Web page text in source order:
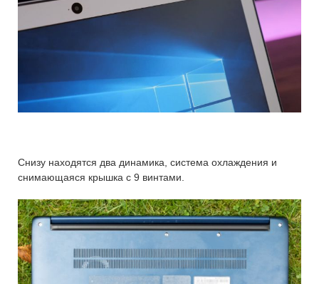
Снизу находятся два динамика, система охлаждения и
снимающаяся крышка с 9 винтами.